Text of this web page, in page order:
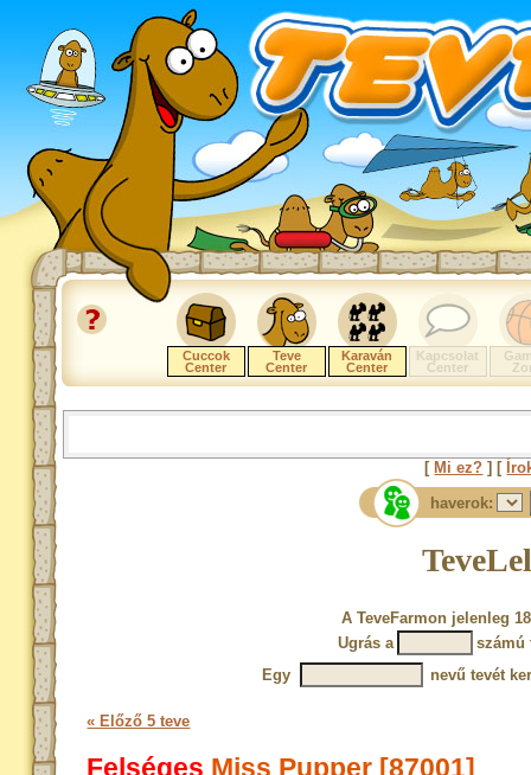
Cuccok
Center
Teve
Center
Karaván
Center
Kapcsolat
Center
[ Mi ez? ] [
haverok:
A TeveFarmon jelenleg
Ugrás a
számú
Egy
nevű tevét
« Előző 5 teve
Felséges Miss Pupper [87001]